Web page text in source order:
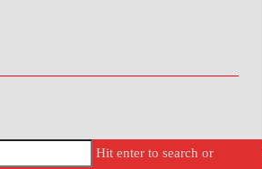
Hit enter to search or